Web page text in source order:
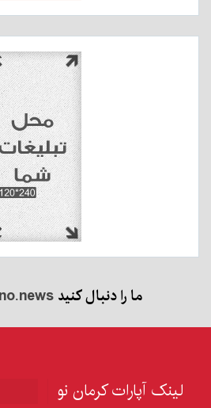
ما را دنبال کنید
لینک آپارات کرمان نو